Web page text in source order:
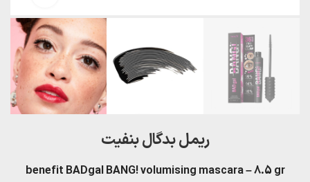
ریمل بدگال بنفیت
benefit BADgal BANG! volumising mascara – 8.5 gr